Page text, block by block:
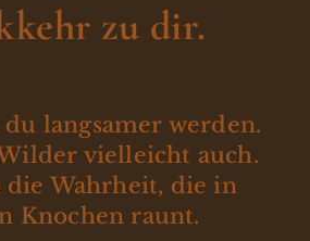
zu dir.
langsamer werden.
vielleicht auch.
die Wahrheit, die in
Knochen raunt.